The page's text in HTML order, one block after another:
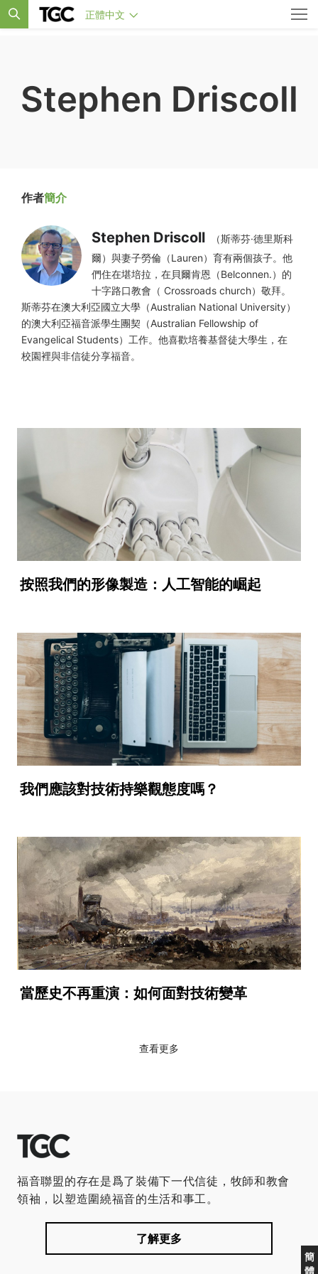
正體中文
Stephen Driscoll
作者簡介
Stephen Driscoll
（斯蒂芬·德里斯科
爾）與妻子勞倫（Lauren）育有兩個孩子。他
們住在堪培拉，在貝爾肯恩（Belconnen.）的
十字路口教會（ Crossroads church）敬拜。
斯蒂芬在澳大利亞國立大學（Australian National University）
的澳大利亞福音派學生團契（Australian Fellowship of
Evangelical Students）工作。他喜歡培養基督徒大學生，在
校園裡與非信徒分享福音。
按照我們的形像製造：人工智能的崛起
我們應該對技術持樂觀態度嗎？
當歷史不再重演：如何面對技術變革
查看更多
簡
體
福音聯盟的存在是爲了裝備下一代信徒，牧師和教會
領袖，以塑造圍繞福音的生活和事工。
了解更多